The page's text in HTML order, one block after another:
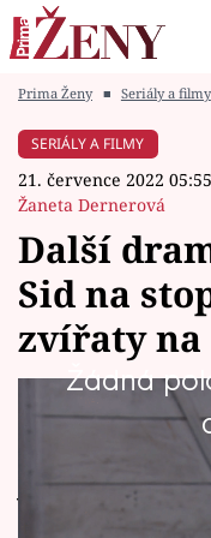
Módní alarm
Témata
Celebrity
Vztahy
Seriály
Prima Ženy ■ Seriály a filmy
SERIÁLY A FILMY
21. července 2022 05:55
Žaneta Dernerová
Další
Sid na
zvířaty
Žádná
Z Michaely
detektiv.
jako
pouští do pátrání